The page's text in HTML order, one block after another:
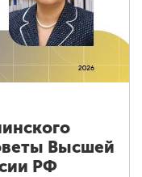
Высшей
РФ